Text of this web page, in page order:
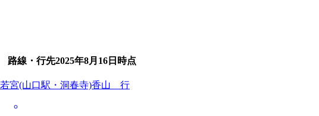
路線・行先2025年8月16日 時点
若宮(山口駅・洞春寺)香山 行